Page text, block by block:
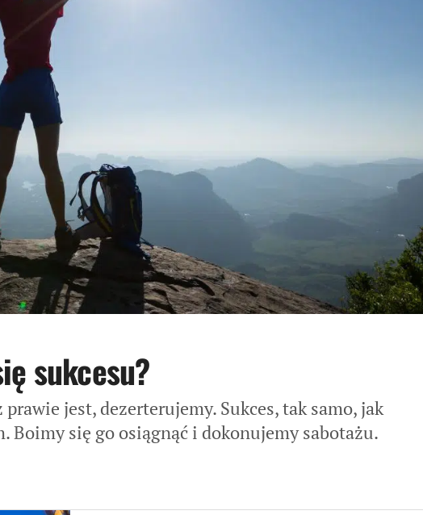
sukcesu?
jest, dezerterujemy. Sukces, tak samo, jak
Boimy się go osiągnąć i dokonujemy sabotażu.